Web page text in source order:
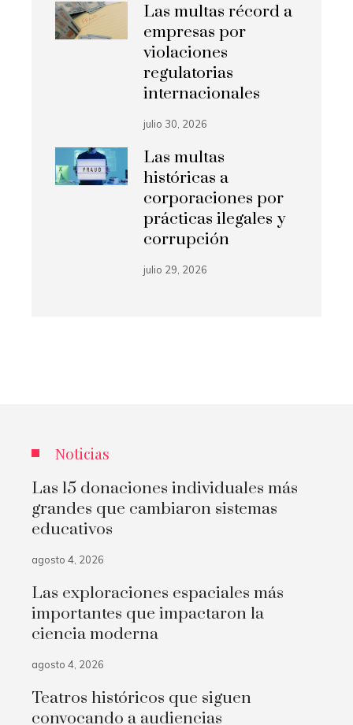
Las multas récord a
empresas por
violaciones
regulatorias
internacionales
julio 30, 2026
Las multas
históricas a
corporaciones por
prácticas ilegales y
corrupción
julio 29, 2026
Noticias
Las 15 donaciones individuales más
grandes que cambiaron sistemas
educativos
agosto 4, 2026
Las exploraciones espaciales más
importantes que impactaron la
ciencia moderna
agosto 4, 2026
Teatros históricos que siguen
convocando a audiencias